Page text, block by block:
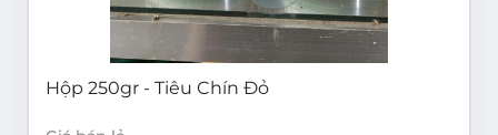
Hộp 250gr - Tiêu Chín Đỏ